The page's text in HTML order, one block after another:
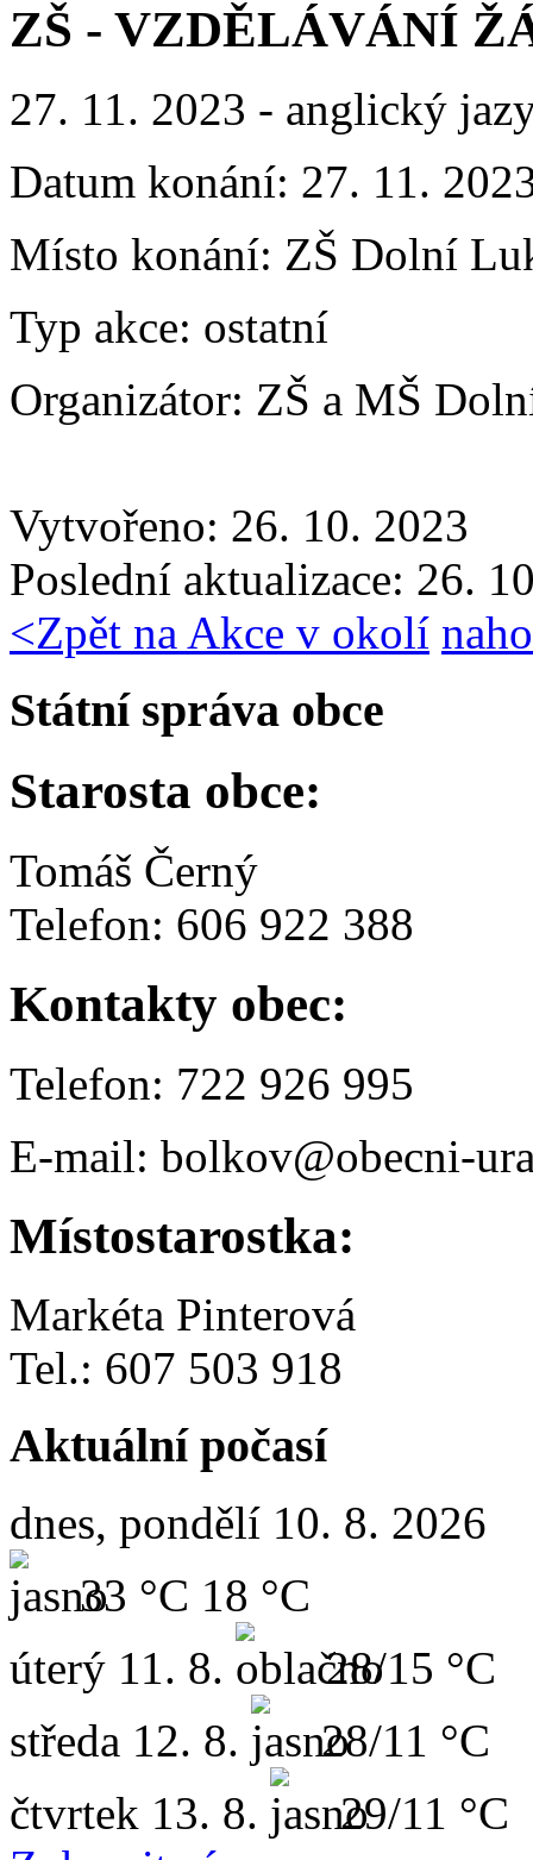
ZŠ - VZDĚLÁVÁNÍ
27. 11. 2023 - anglický
Datum konání: 27. 11.
Místo konání: ZŠ Dolní
Typ akce: ostatní
Organizátor: ZŠ a MŠ
Vytvořeno: 26. 10. 2023
Poslední aktualizace: 26.
<Zpět na Akce v okolí
Státní správa obce
Starosta obce:
Tomáš Černý
Telefon: 606 922 388
Kontakty obec:
Telefon: 722 926 995
E-mail: bolkov@obecni-
Místostarostka:
Markéta Pinterová
Tel.: 607 503 918
Aktuální počasí
dnes, pondělí 10. 8. 2026
33 °C 18 °C
úterý 11. 8.
28/15 °C
středa 12. 8.
28/11 °C
čtvrtek 13. 8.
29/11 °C